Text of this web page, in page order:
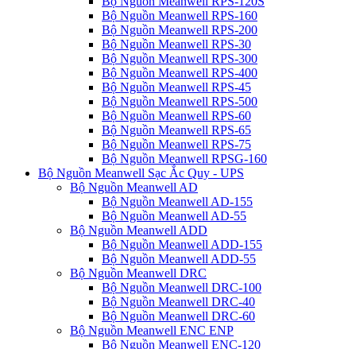
Bộ Nguồn Meanwell RPS-160
Bộ Nguồn Meanwell RPS-200
Bộ Nguồn Meanwell RPS-30
Bộ Nguồn Meanwell RPS-300
Bộ Nguồn Meanwell RPS-400
Bộ Nguồn Meanwell RPS-45
Bộ Nguồn Meanwell RPS-500
Bộ Nguồn Meanwell RPS-60
Bộ Nguồn Meanwell RPS-65
Bộ Nguồn Meanwell RPS-75
Bộ Nguồn Meanwell RPSG-160
Bộ Nguồn Meanwell Sạc Ắc Quy - UPS
Bộ Nguồn Meanwell AD
Bộ Nguồn Meanwell AD-155
Bộ Nguồn Meanwell AD-55
Bộ Nguồn Meanwell ADD
Bộ Nguồn Meanwell ADD-155
Bộ Nguồn Meanwell ADD-55
Bộ Nguồn Meanwell DRC
Bộ Nguồn Meanwell DRC-100
Bộ Nguồn Meanwell DRC-40
Bộ Nguồn Meanwell DRC-60
Bộ Nguồn Meanwell ENC ENP
Bộ Nguồn Meanwell ENC-120